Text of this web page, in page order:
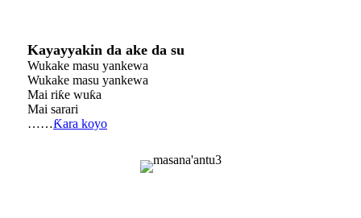
Kayayyakin da ake da su
Wukake masu yankewa
Wukake masu yankewa
Mai riƙe wuƙa
Mai sarari
……Ƙara koyo